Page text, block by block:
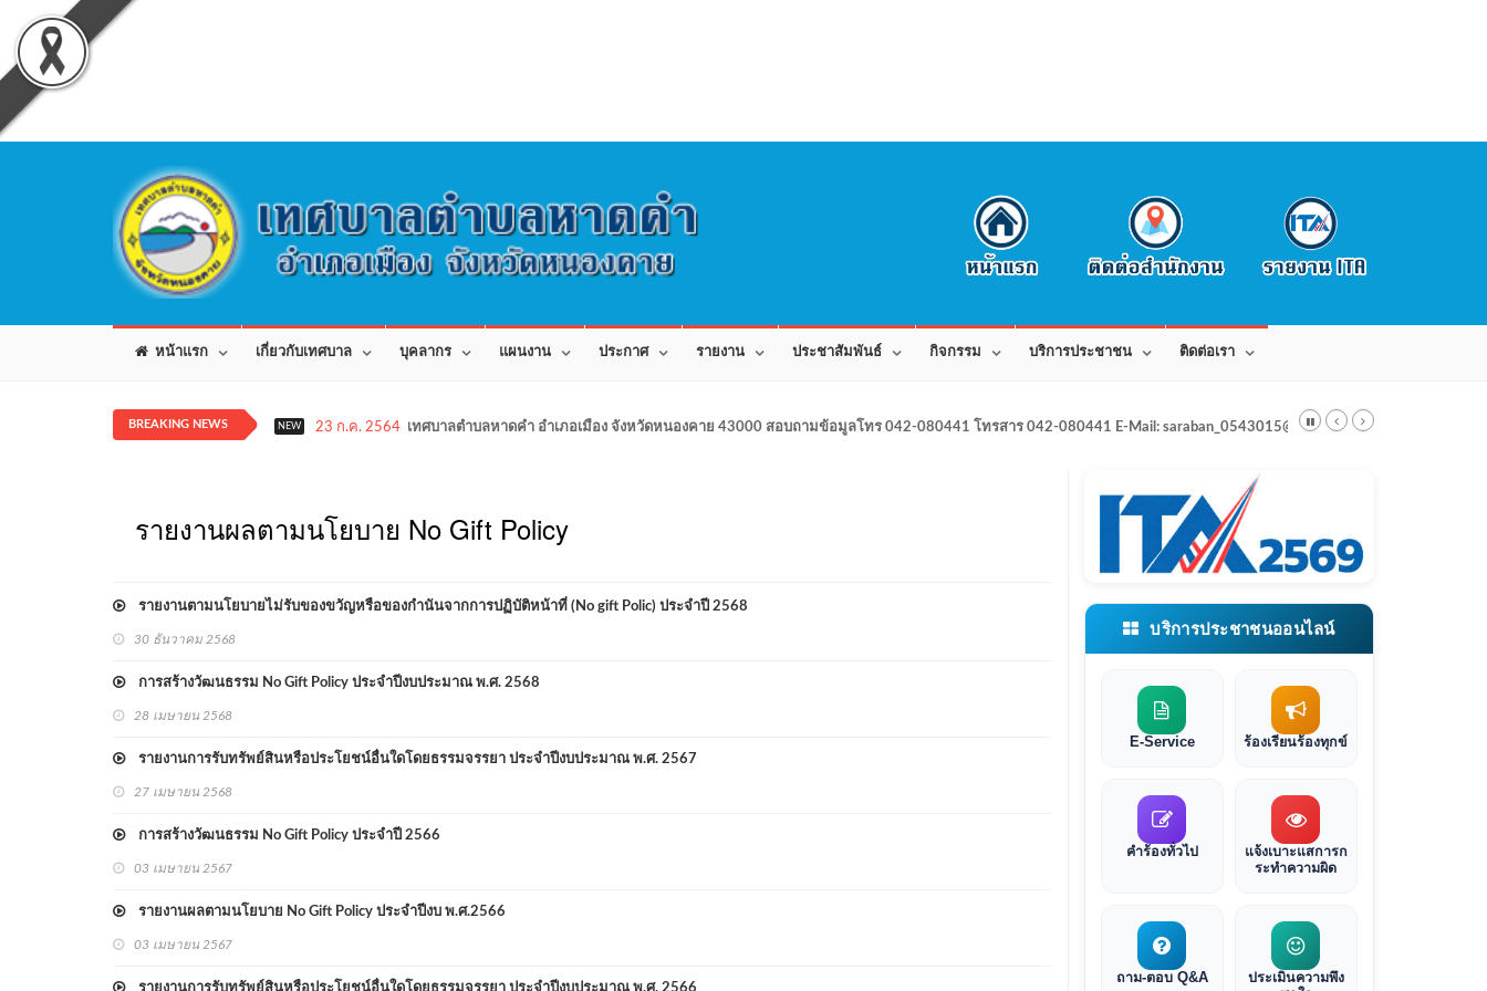
หน้าแรก เกี่ยวกับเทศบาล บุคลากร แผนงาน ประกาศ รายงาน ประชาสัมพันธ์ กิจกรรม บริการประชาชน ติดต่อเรา
BREAKING NEWS NEW 23 ก.ค. 2564 เทศบาลตำบลหาดคำ อำเภอเมือง จังหวัดหนองคาย 43000 สอบถามข้อมูลโทร 042-080441 โทรสาร 042-080441 E-Mail: saraban_0543015@dla.go.th
รายงานผลตามนโยบาย No Gift Policy
รายงานตามนโยบายไม่รับของขวัญหรือของกำนันจากการปฏิบัติหน้าที่ (No gift Polic) ประจำปี 2568
30 ธันวาคม 2568
การสร้างวัฒนธรรม No Gift Policy ประจำปีงบประมาณ พ.ศ. 2568
28 เมษายน 2568
รายงานการรับทรัพย์สินหรือประโยชน์อื่นใดโดยธรรมจรรยา ประจำปีงบประมาณ พ.ศ. 2567
27 เมษายน 2568
การสร้างวัฒนธรรม No Gift Policy ประจำปี 2566
03 เมษายน 2567
รายงานผลตามนโยบาย No Gift Policy ประจำปีงบ พ.ศ.2566
03 เมษายน 2567
บริการประชาชนออนไลน์
E-Service ร้องเรียนร้องทุกข์
คำร้องทั่วไป
แจ้งเบาะแสการก
ระทำความผิด
ถาม-ตอบ Q&A
ประเมินความพึง